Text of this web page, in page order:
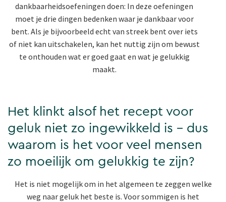
dankbaarheidsoefeningen doen: In deze oefeningen
moet je drie dingen bedenken waar je dankbaar voor
bent. Als je bijvoorbeeld echt van streek bent over iets
of niet kan uitschakelen, kan het nuttig zijn om bewust
te onthouden wat er goed gaat en wat je gelukkig
maakt.
Het klinkt alsof het recept voor
geluk niet zo ingewikkeld is - dus
waarom is het voor veel mensen
zo moeilijk om gelukkig te zijn?
Het is niet mogelijk om in het algemeen te zeggen welke
weg naar geluk het beste is. Voor sommigen is het